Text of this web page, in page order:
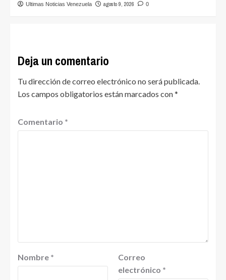
Ultimas Noticias Venezuela agosto 9, 2026 0
Deja un comentario
Tu dirección de correo electrónico no será publicada.
Los campos obligatorios están marcados con*
Comentario *
Nombre *
Correo
electrónico *